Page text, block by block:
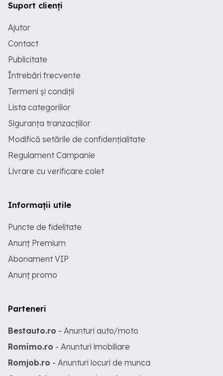
Suport clienți
Ajutor
Contact
Publicitate
Întrebări frecvente
Termeni și condiții
Lista categoriilor
Siguranța tranzacțiilor
Modifică setările de confidențialitate
Regulament Campanie
Livrare cu verificare colet
Informații utile
Puncte de fidelitate
Anunț Premium
Abonament VIP
Anunț promo
Parteneri
Bestauto.ro - Anunturi auto/moto
Romimo.ro - Anunturi imobiliare
Romjob.ro - Anunturi locuri de munca